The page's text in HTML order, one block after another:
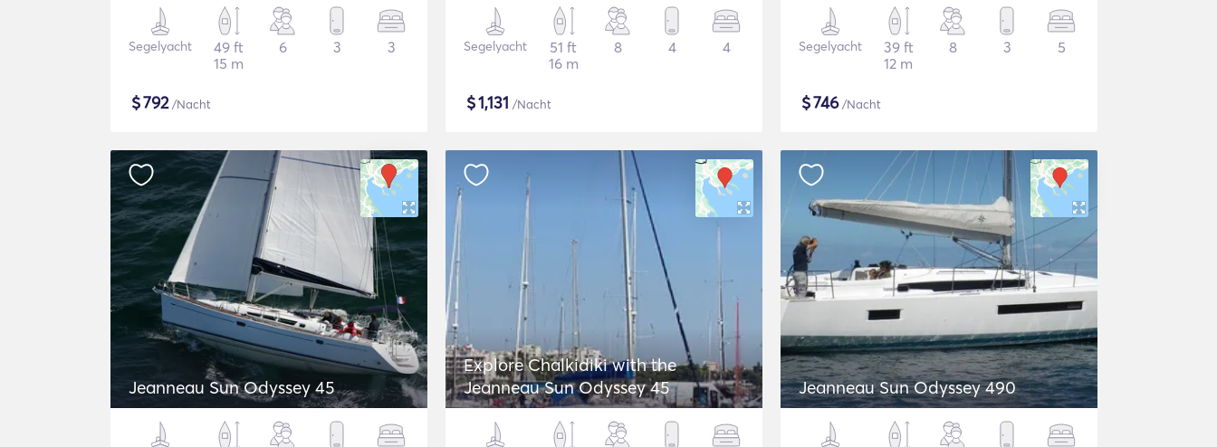
Segelyacht
49 ft
15 m
6 3 3
$792/Nacht
Segelyacht
51 ft
16 m
8 4 4
$1,131 /Nacht
Segelyacht
39 ft
12 m
8 3 5
$746/Nacht
Jeanneau Sun Odyssey 45
Explore Chalkidiki with the
Jeanneau Sun Odyssey 45
Jeanneau Sun Odyssey 490